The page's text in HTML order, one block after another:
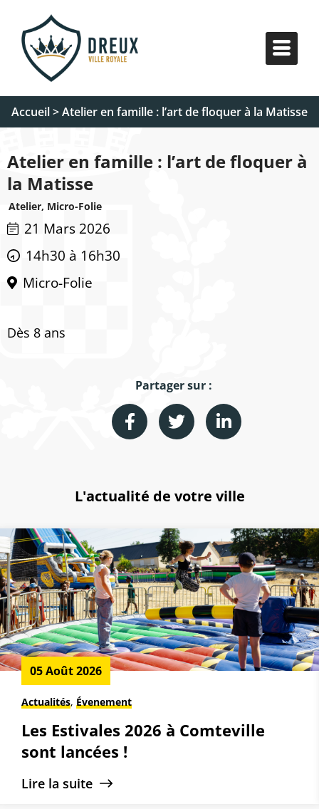
Accueil>Atelier en famille : l’art de floquer à la Matisse
Atelier en famille : l’art de floquer à
la Matisse
Atelier, Micro-Folie
21 Mars 2026
14h30 à 16h30
Micro-Folie
Dès 8 ans
Partager sur :
L'actualité de votre ville
05 Août 2026
Actualités, Évenement
Les Estivales 2026 à Comteville
sont lancées !
Lire la suite